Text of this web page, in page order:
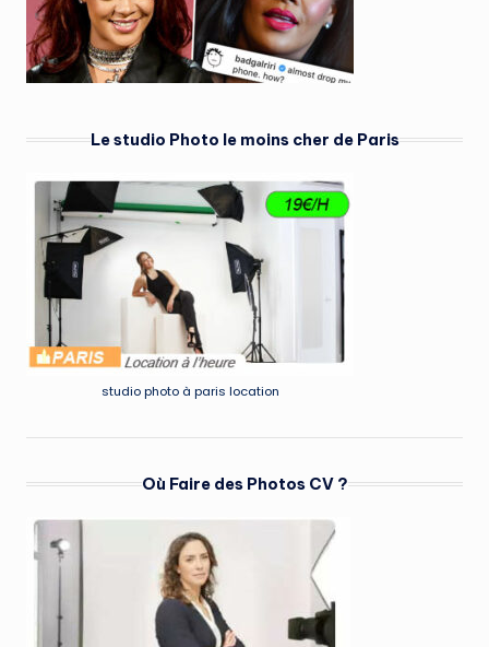
Le studio Photo le moins cher de Paris
studio photo à paris location
Où Faire des Photos CV ?